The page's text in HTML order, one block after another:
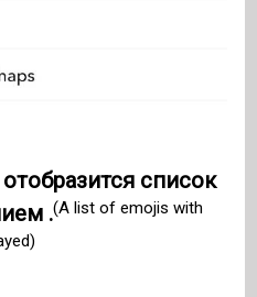
отобразится список
.(A list of emojis with